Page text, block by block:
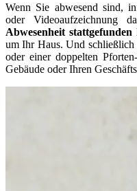
Wenn Sie abwesend sind,
oder Videoaufzeichnung
Abwesenheit stattgefunden
um Ihr Haus. Und
oder einer doppelten
Gebäude oder Ihren